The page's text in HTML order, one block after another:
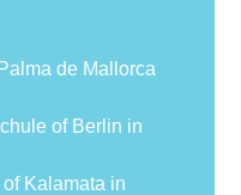
de Mallorca
of Berlin in
Kalamata in